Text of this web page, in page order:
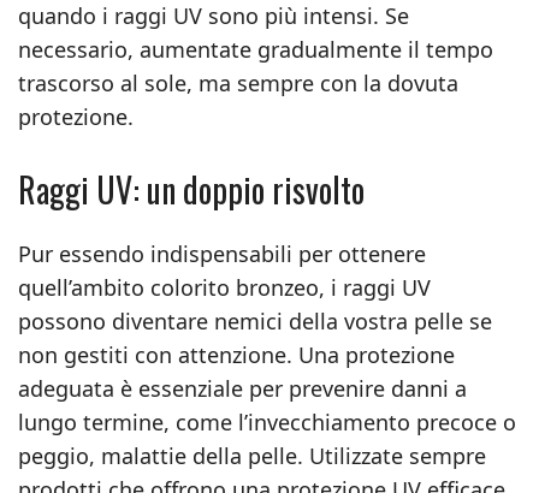
quando i raggi UV sono più intensi. Se
necessario, aumentate gradualmente il tempo
trascorso al sole, ma sempre con la dovuta
protezione.
Raggi UV: un doppio risvolto
Pur essendo indispensabili per ottenere
quell’ambito colorito bronzeo, i raggi UV
possono diventare nemici della vostra pelle se
non gestiti con attenzione. Una protezione
adeguata è essenziale per prevenire danni a
lungo termine, come l’invecchiamento precoce o
peggio, malattie della pelle. Utilizzate sempre